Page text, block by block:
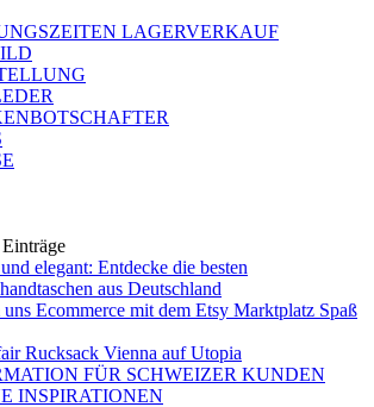
LAGERVERKAUF
elegant: Entdecke die besten
aus Deutschland
uns Ecommerce mit dem Etsy Marktplatz Spaß
Rucksack Vienna auf Utopia
FÜR SCHWEIZER KUNDEN
INSPIRATIONEN